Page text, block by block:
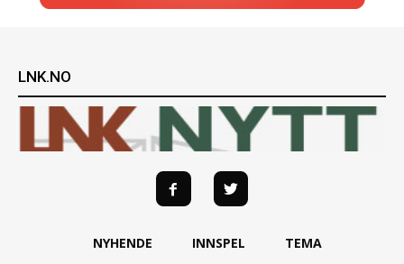
LNK.NO
NYHENDE INNSPEL TEMA